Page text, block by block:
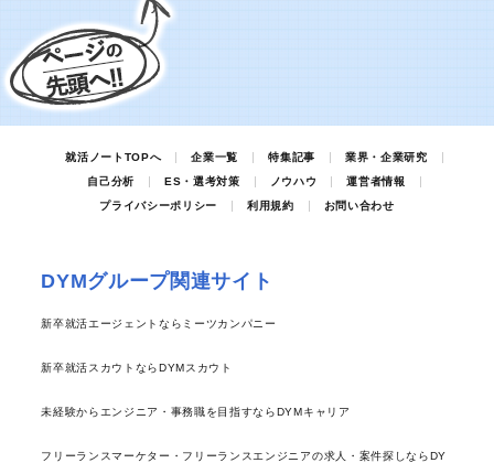
就活ノートTOPへ 企業一覧 特集記事
業界・企業研究
自己分析
ES・選考対策 ノウハウ
運営者情報
プライバシーポリシー
利用規約 お問い合わせ
DYMグループ関連サイト
新卒就活エージェントならミーツカンパニー
新卒就活スカウトならDYMスカウト
未経験からエンジニア・事務職を目指すならDYMキャリア
フリーランスマーケター・フリーランスエンジニアの求人・案件探しならDY